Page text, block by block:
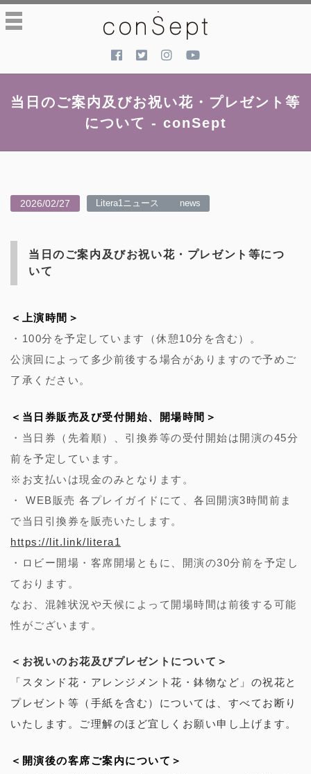
toggle
navigation
当日のご案内及びお祝い花・プレゼント等
について - conSept
2026/02/27 Litera1ニュース news
当日のご案内及びお祝い花・プレゼント等につ
いて
＜上演時間＞
・100分を予定しています（休憩10分を含む）。
公演回によって多少前後する場合がありますので予めご
了承ください。
＜当日券販売及び受付開始、開場時間＞
・当日券
（先着順）
、引換券等の受付開始は開演の45分
前を予定しています。
※お支払いは現金のみとなります。
・
WEB販売 各プレイガイドにて、各回開演3時間前ま
で当日引換券を販売いたします。
https://lit.link/litera1
・ロビー開場・客席開場ともに、開演の30分前を予定し
ております。
なお、混雑状況や天候によって開場時間は前後する可能
性がございます。
＜お祝いのお花及びプレゼントについて＞
「スタンド花・アレンジメント花・鉢物など」の祝花と
プレゼント等（手紙を含む）については、すべてお断り
いたします。ご理解のほど宜しくお願い申し上げます。
＜開演後の客席ご案内について＞